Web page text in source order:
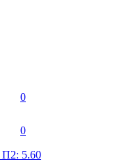
0
0
П2: 5.60